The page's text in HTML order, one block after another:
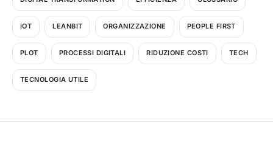
IOT LEANBIT ORGANIZZAZIONE PEOPLE FIRST
PLOT PROCESSI DIGITALI RIDUZIONE COSTI TECH
TECNOLOGIA UTILE